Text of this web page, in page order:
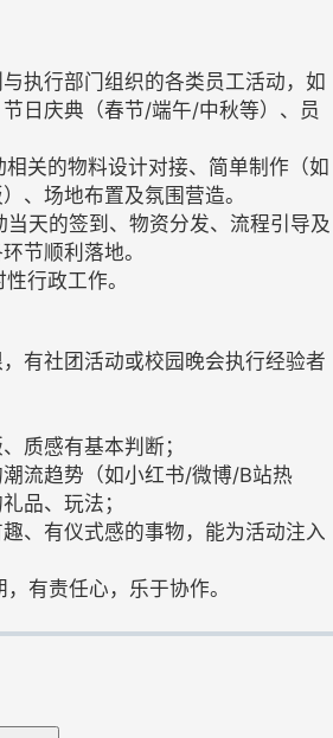
执行部门组织的各类员工活动，如
日庆典（春节/端午/中秋等）、员
关的物料设计对接、简单制作（如
、场地布置及氛围营造。
天的签到、物资分发、流程引导及
节顺利落地。
行政工作。
有社团活动或校园晚会执行经验者
质感有基本判断；
流趋势（如小红书/微博/B站热
品、玩法；
、有仪式感的事物，能为活动注入
有责任心，乐于协作。